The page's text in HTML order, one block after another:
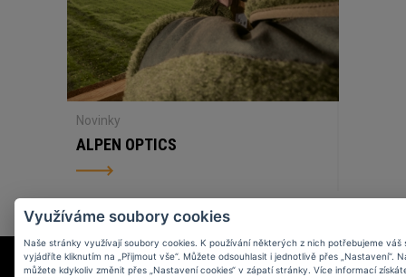
Novinky
ALPEN OPTICS
Využíváme soubory cookies
Naše stránky využívají soubory cookies. K používání některých z nich potřebujeme váš
vyjádříte kliknutím na „Přijmout vše“. Můžete odsouhlasit i jednotlivě přes „Nastavení“.
můžete kdykoliv změnit přes „Nastavení cookies“ v zápatí stránky. Více informací